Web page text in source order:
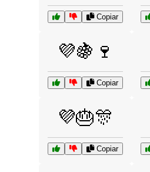
Copiar
💜🍇🍷
Copiar
💜🎂🎊
Copiar